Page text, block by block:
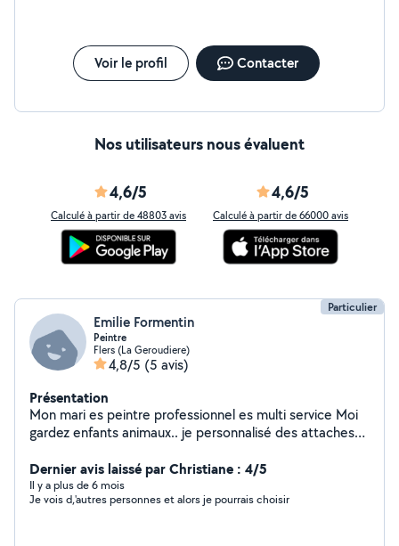
Voir le profil Contacter
Nos utilisateurs nous évaluent
4,6/5
Calculé à partir de 48803 avis
4,6/5
Calculé à partir de 66000 avis
Particulier
Emilie Formentin
Peintre
Flers (La Geroudiere)
4,8/5 (5 avis)
Présentation
Mon mari es peintre professionnel es multi service Moi
gardez enfants animaux.. je personnalisé des attaches
Je vend aussi beaucoup de articles neufs ( maquillage
ustensiles de cuisine produits hygiène décoration
beaucoup de nouveautés arrivées)
Dernier avis laissé par Christiane : 4/5
Il y a plus de 6 mois
Je vois d,'autres personnes et alors je pourrais choisir